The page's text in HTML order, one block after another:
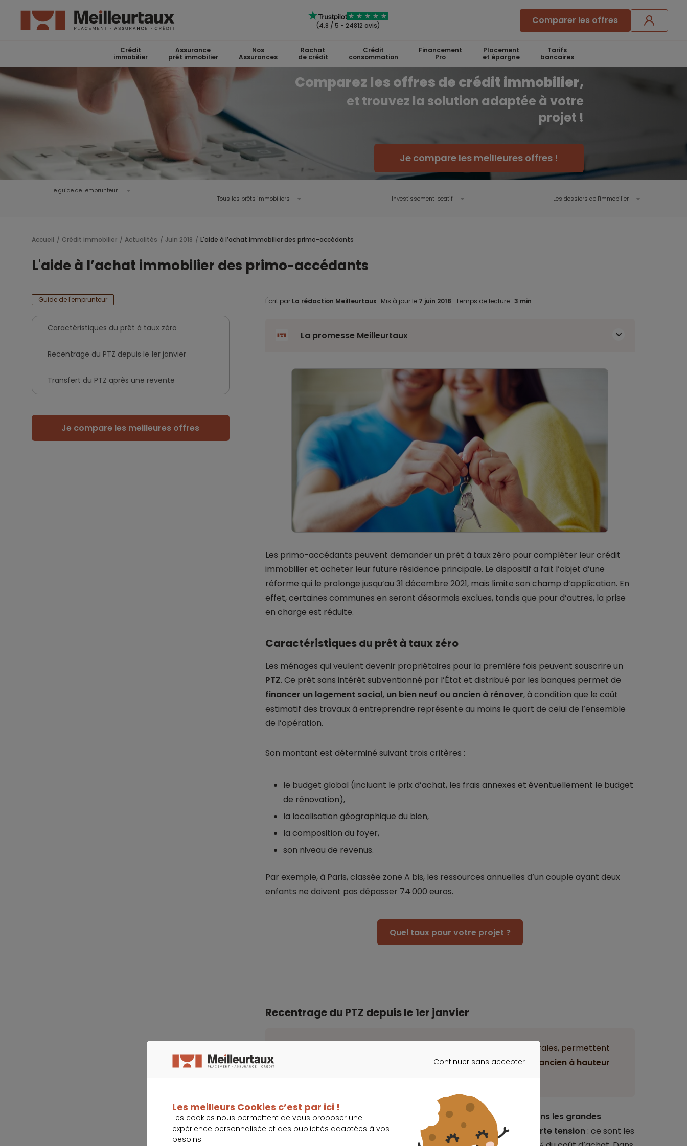
(4.8 / 5 - 24812 avis) Comparer les offres
Crédit
immobilier
Assurance
prêt immobilier
Nos
Assurances
Rachat
de crédit
Crédit
consommation
Financement
Pro
Placement
et épargne
Tarifs
bancaires
Comparez les offres de crédit immobilier,
et trouvez la solution adaptée à votre
projet !
Je compare les meilleures offres !
Le guide de l'emprunteur
Tous les prêts immobiliers
Investissement locatif Les dossiers de l'immobilier
Accueil Crédit immobilier Actualités Juin 2018 L'aide à l’achat immobilier des primo-accédants
L'aide à l’achat immobilier des primo-accédants
Guide de l'emprunteur
Caractéristiques du prêt à taux zéro
Recentrage du PTZ depuis le 1er janvier
Transfert du PTZ après une revente
Je compare les meilleures offres
Écrit par La rédaction Meilleurtaux . Mis à jour le 7 juin 2018 . Temps de lecture : 3 min
La promesse Meilleurtaux
Les primo-accédants peuvent demander un prêt à taux zéro pour compléter leur crédit
immobilier et acheter leur future résidence principale. Le dispositif a fait l’objet d’une
réforme qui le prolonge jusqu’au 31 décembre 2021, mais limite son champ d’application. En
effet, certaines communes en seront désormais exclues, tandis que pour d’autres, la prise
en charge est réduite.
Caractéristiques du prêt à taux zéro
Les ménages qui veulent devenir propriétaires pour la première fois peuvent souscrire un
PTZ. Ce prêt sans intérêt subventionné par l’État et distribué par les banques permet de
financer un logement social, un bien neuf ou ancien à rénover, à condition que le coût
estimatif des travaux à entreprendre représente au moins le quart de celui de l’ensemble
de l’opération.
Son montant est déterminé suivant trois critères :
le budget global (incluant le prix d’achat, les frais annexes et éventuellement le budget
de rénovation),
la localisation géographique du bien,
la composition du foyer,
son niveau de revenus.
Par exemple, à Paris, classée zone A bis, les ressources annuelles d’un couple ayant deux
enfants ne doivent pas dépasser 74 000 euros.
Quel taux pour votre projet ?
Recentrage du PTZ depuis le 1er janvier
Seules les zones B2 et C, qui regroupent les villes moyennes ou rurales, permettent
pour l’acquisition d’un logement ancien à hauteur
Pour ceux qui ciblent un bien neuf,
ce prêt gratuit est accessible dans les grandes
agglomérations, caractérisées par un marché immobilier sous forte tension: ce sont les
Continuer sans accepter
Les meilleurs Cookies c’est par ici !
Les cookies nous permettent de vous proposer une
expérience personnalisée et des publicités adaptées à vos
besoins.